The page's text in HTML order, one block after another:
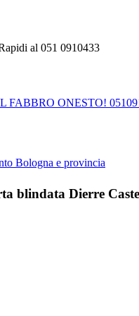
al 051 0910433
ONESTO!
Bologna e provincia
blindata Dierre